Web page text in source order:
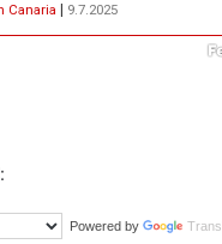
Canaria
9.7.2025
va a llevar a Los Gatos callejeros
Powered by